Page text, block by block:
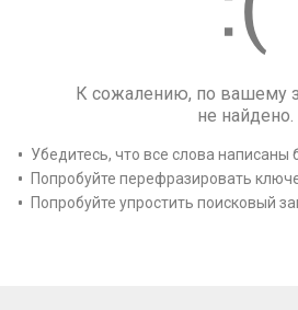
К сожалению, по вашему
не найдено.
Убедитесь, что все слова написаны
Попробуйте перефразировать
Попробуйте упростить поисковый